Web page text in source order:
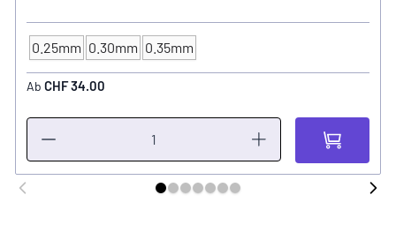
NADELSTÄRKE
0.25mm 0.30mm 0.35mm
Ab CHF 34.00